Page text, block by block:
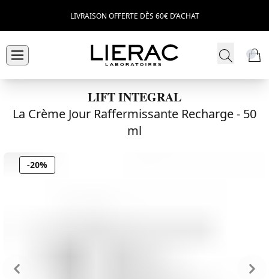
LIVRAISON OFFERTE DÈS 60€ D’ACHAT
LIFT INTEGRAL
La Crème Jour Raffermissante Recharge - 50
ml
-20%